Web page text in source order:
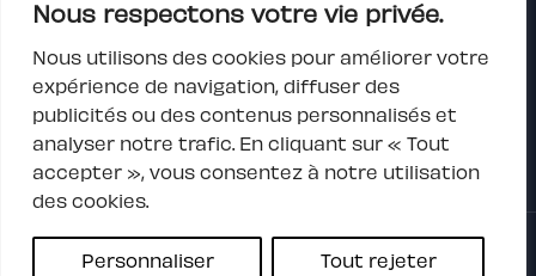
Nous respectons votre vie privée.
Nous utilisons des cookies pour améliorer votre
expérience de navigation, diffuser des
publicités ou des contenus personnalisés et
analyser notre trafic. En cliquant sur « Tout
accepter », vous consentez à notre utilisation
des cookies.
Personnaliser Tout rejeter
Copyright © 2026 REM SWISS, Tous droits